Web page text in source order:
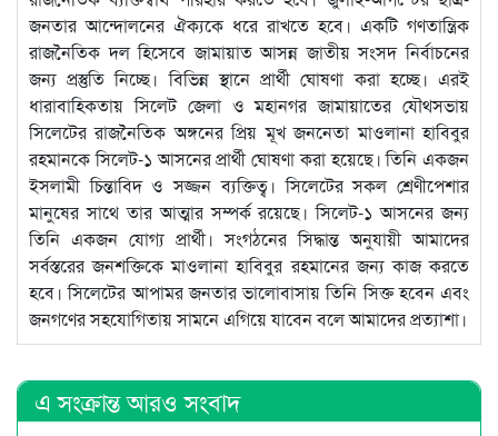
জনতার আন্দোলনের ঐক্যকে ধরে রাখতে হবে। একটি গণতান্ত্রিক
রাজনৈতিক দল হিসেবে জামায়াত আসন্ন জাতীয় সংসদ নির্বাচনের
জন্য প্রস্তুতি নিচ্ছে। বিভিন্ন স্থানে প্রার্থী ঘোষণা করা হচ্ছে। এরই
ধারাবাহিকতায় সিলেট জেলা ও মহানগর জামায়াতের যৌথসভায়
সিলেটের রাজনৈতিক অঙ্গনের প্রিয় মূখ জননেতা মাওলানা হাবিবুর
রহমানকে সিলেট-১ আসনের প্রার্থী ঘোষণা করা হয়েছে। তিনি একজন
ইসলামী চিন্তাবিদ ও সজ্জন ব্যক্তিত্ব। সিলেটের সকল শ্রেণীপেশার
মানুষের সাথে তার আত্মার সম্পর্ক রয়েছে। সিলেট-১ আসনের জন্য
তিনি একজন যোগ্য প্রার্থী। সংগঠনের সিদ্ধান্ত অনুযায়ী আমাদের
সর্বস্তরের জনশক্তিকে মাওলানা হাবিবুর রহমানের জন্য কাজ করতে
হবে। সিলেটের আপামর জনতার ভালোবাসায় তিনি সিক্ত হবেন এবং
জনগণের সহযোগিতায় সামনে এগিয়ে যাবেন বলে আমাদের প্রত্যাশা।
এ সংক্রান্ত আরও সংবাদ